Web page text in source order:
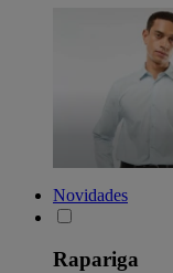
Novidades
Rapariga